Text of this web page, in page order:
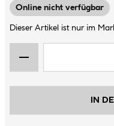
Online nicht verfügbar
Dieser Artikel ist nur im
IN